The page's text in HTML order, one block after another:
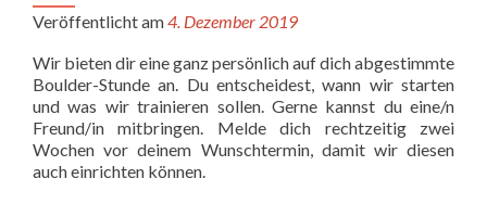
Veröffentlicht am4. Dezember 2019
Wir bieten dir eine ganz persönlich auf dich abgestimmte
Boulder-Stunde an. Du entscheidest, wann wir starten
und was wir trainieren sollen. Gerne kannst du eine/n
Freund/in mitbringen. Melde dich rechtzeitig zwei
Wochen vor deinem Wunschtermin, damit wir diesen
auch einrichten können.